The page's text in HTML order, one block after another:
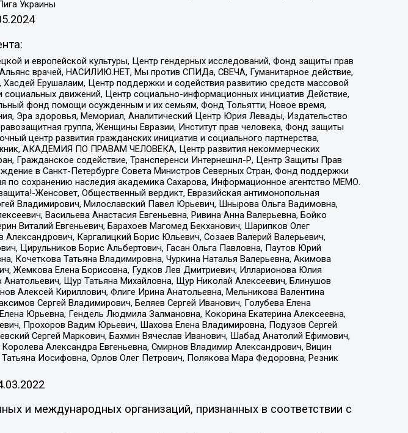
Украины
и европейской культуры, Центр гендерных исследований, Фонд защиты прав
врачей, НАСИЛИЮ.НЕТ, Мы против СПИДа, СВЕЧА, Гуманитарное действие,
Ерушалаим, Центр поддержки и содействия развитию средств массовой
движений, Центр социально-информационных инициатив Действие,
фонд помощи осужденным и их семьям, Фонд Тольятти, Новое время,
Эра здоровья, Мемориал, Аналитический Центр Юрия Левады, Издательство
группа, Женщины Евразии, Институт прав человека, Фонд защиты
центр развития гражданских инициатив и социального партнерства,
АКАДЕМИЯ ПО ПРАВАМ ЧЕЛОВЕКА, Центр развития некоммерческих
Гражданское содействие, Трансперенси Интернешнл-Р, Центр Защиты Прав
в Санкт-Петербурге Совета Министров Северных Стран, Фонд поддержки
сохранению наследия академика Сахарова, Информационное агентство МЕМО.
Женсовет, Общественный вердикт, Евразийская антимонопольная
Владимирович, Милославский Павел Юрьевич, Шнырова Ольга Вадимовна,
Васильева Анастасия Евгеньевна, Ривина Анна Валерьевна, Бойко
Виталий Евгеньевич, Барахоев Магомед Бекханович, Шарипков Олег
Каргалицкий Борис Юльевич, Созаев Валерий Валерьевич,
Цирульников Борис Альбертович, Гасан Ольга Павловна, Паутов Юрий
Кочеткова Татьяна Владимировна, Чуркина Наталья Валерьевна, Акимова
Жемкова Елена Борисовна, Гудков Лев Дмитриевич, Илларионова Юлия
Щур Татьяна Михайловна, Щур Николай Алексеевич, Блинушов
Алексей Кириллович, Флиге Ирина Анатольевна, Мельникова Валентина
Сергей Владимирович, Беляев Сергей Иванович, Голубева Елена
Юрьевна, Гендель Людмила Залмановна, Кокорина Екатерина Алексеевна,
Прохоров Вадим Юрьевич, Шахова Елена Владимировна, Подузов Сергей
Сергей Маркович, Бахмин Вячеслав Иванович, Шабад Анатолий Ефимович,
Александра Евгеньевна, Смирнов Владимир Александрович, Вицин
Иосифовна, Орлов Олег Петрович, Полякова Мара Федоровна, Резник
и международных организаций, признанных в соответствии с